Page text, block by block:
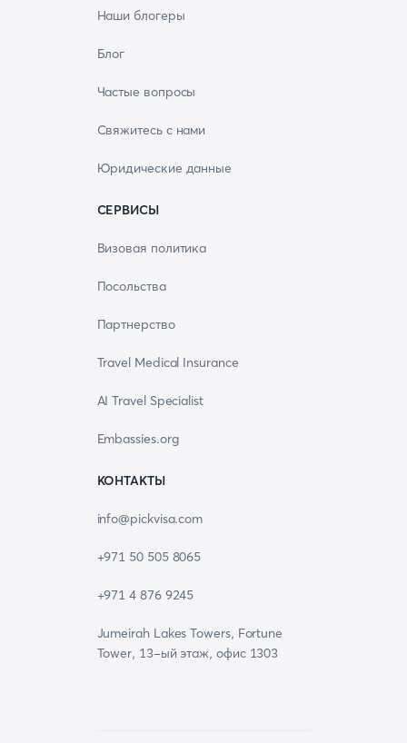
Наши блогеры
Блог
Частые вопросы
Свяжитесь с нами
Юридические данные
СЕРВИСЫ
Визовая политика
Посольства
Партнерство
Travel Medical Insurance
AI Travel Specialist
Embassies.org
КОНТАКТЫ
info@pickvisa.com
+971 50 505 8065
+971 4 876 9245
Jumeirah Lakes Towers, Fortune
Tower, 13-ый этаж, офис 1303